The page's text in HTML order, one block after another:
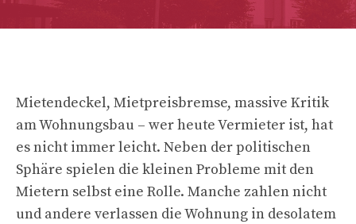
Mietendeckel, Mietpreisbremse, massive Kritik
am Wohnungsbau – wer heute Vermieter ist, hat
es nicht immer leicht. Neben der politischen
Sphäre spielen die kleinen Probleme mit den
Mietern selbst eine Rolle. Manche zahlen nicht
und andere verlassen die Wohnung in desolatem